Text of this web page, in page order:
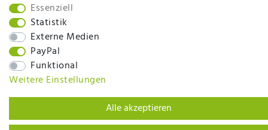
Essenziell
Statistik
Externe Medien
PayPal
Funktional
Weitere Einstellungen
Alle akzeptieren